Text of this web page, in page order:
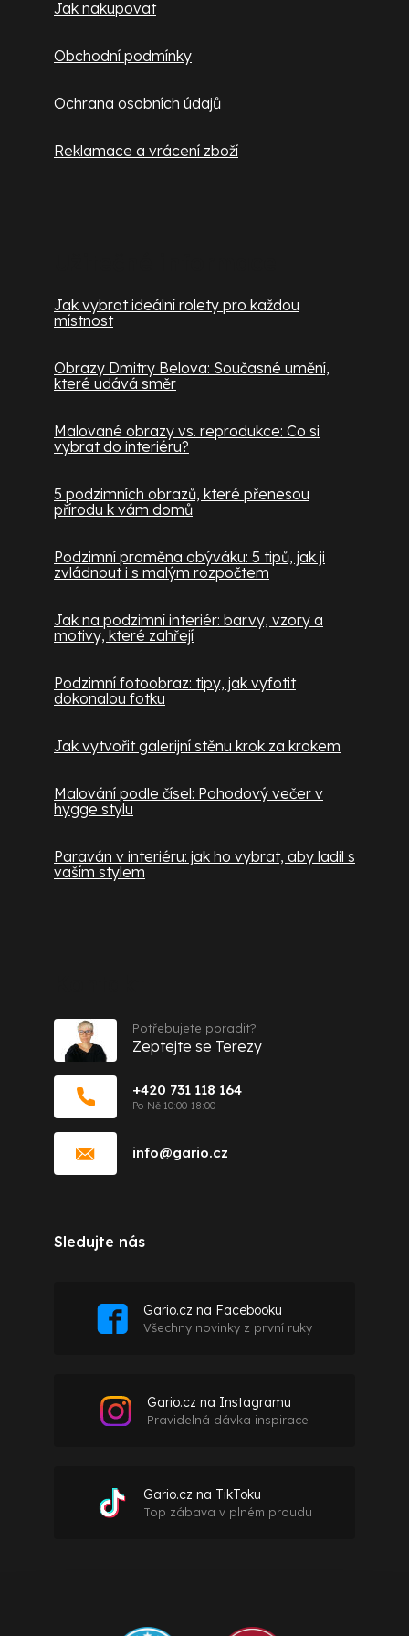
Jak nakupovat
Obchodní podmínky
Ochrana osobních údajů
Reklamace a vrácení zboží
Jak vybrat ideální rolety pro každou
místnost
Obrazy Dmitry Belova: Současné umění,
které udává směr
Malované obrazy vs. reprodukce: Co si
vybrat do interiéru?
5 podzimních obrazů, které přenesou
přírodu k vám domů
Podzimní proměna obýváku: 5 tipů, jak ji
zvládnout i s malým rozpočtem
Jak na podzimní interiér: barvy, vzory a
motivy, které zahřejí
Podzimní fotoobraz: tipy, jak vyfotit
dokonalou fotku
Jak vytvořit galerijní stěnu krok za krokem
Malování podle čísel: Pohodový večer v
hygge stylu
Paraván v interiéru: jak ho vybrat, aby ladil s
vaším stylem
info@gario.cz
+420 731 118 164
Potřebujete poradit?
Zeptejte se Terezy
Sledujte nás
Gario.cz na Facebooku
Všechny novinky z první ruky
Gario.cz na Instagramu
Pravidelná dávka inspirace
Gario.cz na TikToku
Top zábava v plném proudu